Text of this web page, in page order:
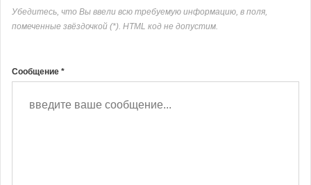
Убедитесь, что Вы ввели всю требуемую информацию, в поля,
помеченные звёздочкой (*). HTML код не допустим.
Сообщение *